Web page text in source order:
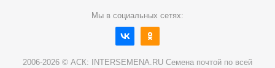
Мы в социальных сетях:
2006-2026 © АСК: INTERSEMENA.RU Семена почтой по всей